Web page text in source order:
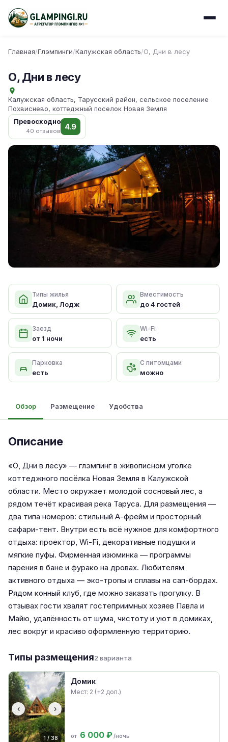
Главная/Глэмпинги/Калужская область/О, Дни в лесу
О, Дни в лесу
Калужская область, Тарусский район, сельское поселение
Похвиснево, коттеджный поселок Новая Земля
Превосходно
40 отзывов 4.9
Типы жилья
Домик, Лодж
Вместимость
до 4 гостей
Заезд
от 1 ночи
Wi-Fi
есть
Парковка
есть
С питомцами
можно
Обзор Размещение Удобства
Описание
«О, Дни в лесу» — глэмпинг в живописном уголке
коттеджного посёлка Новая Земля в Калужской
области. Место окружает молодой сосновый лес, а
рядом течёт красивая река Таруса. Для размещения —
два типа номеров: стильный А-фрейм и просторный
сафари-тент. Внутри есть всё нужное для комфортного
отдыха: проектор, Wi-Fi, декоративные подушки и
мягкие пуфы. Фирменная изюминка — программы
парения в бане и фурако на дровах. Любителям
активного отдыха — эко-тропы и сплавы на сап-бордах.
Рядом конный клуб, где можно заказать прогулку. В
отзывах гости хвалят гостеприимных хозяев Павла и
Майю, удалённость от шума, чистоту и уют в домиках,
лес вокруг и красиво оформленную территорию.
Типы размещения2 варианта
‹ ›
1 / 38
Домик
Мест: 2 (+2 доп.)
от 6 000 ₽ /ночь